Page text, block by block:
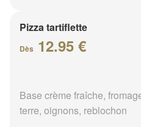
Pizza tartiflette
Dès 12.95 €
Base crème fraîche,
terre, oignons, reblochon